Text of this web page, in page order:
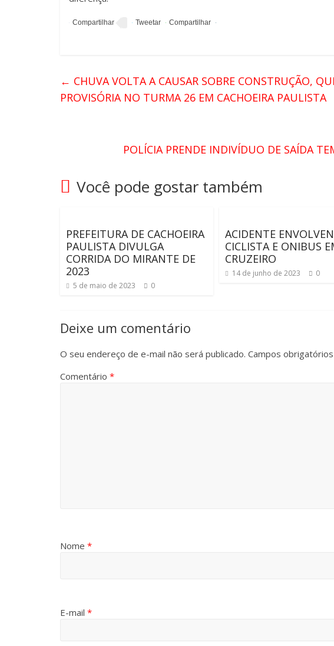
← CHUVA VOLTA A CAUSAR SOBRE CONSTRUÇÃO,
PROVISÓRIA NO TURMA 26 EM CACHOEIRA PAULISTA
POLÍCIA PRENDE INDIVÍDUO DE SAÍDA
Você pode gostar também
PREFEITURA DE CACHOEIRA
PAULISTA DIVULGA
CORRIDA DO MIRANTE DE
2023
5 de maio de 2023 0
ACIDENTE
CICLISTA E ONIBUS
CRUZEIRO
14 de junho de 2023 0
Deixe um comentário
O seu endereço de e-mail não será publicado. Campos
Comentário *
Nome *
E-mail *